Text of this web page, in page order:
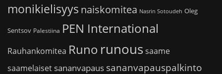
monikielisyys naiskomitea Nasrin Sotoudeh Oleg
Sentsov Palestiina PEN International
Rauhankomitea Runo runoussaame
saamelaiset sananvapaus sananvapauspalkinto